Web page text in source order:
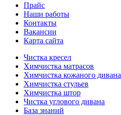
Прайс
Наши работы
Контакты
Вакансии
Карта сайта
Чистка кресел
Химчистка матрасов
Химчистка кожаного дивана
Химчистка стульев
Химчистка штор
Чистка углового дивана
База знаний